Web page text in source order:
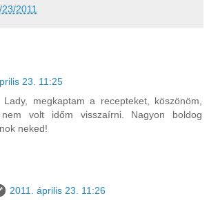
2011
23. 11:25
Lady, megkaptam a recepteket, köszönöm,
volt időm visszaírni. Nagyon boldog
neked!
2011. április 23. 11:26